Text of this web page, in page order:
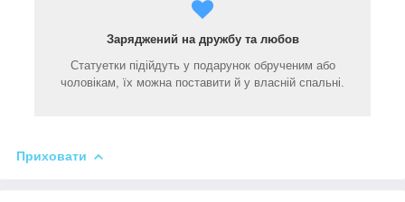
Заряджений на дружбу та любов
Статуетки підійдуть у подарунок обрученим або
чоловікам, їх можна поставити й у власній спальні.
Приховати